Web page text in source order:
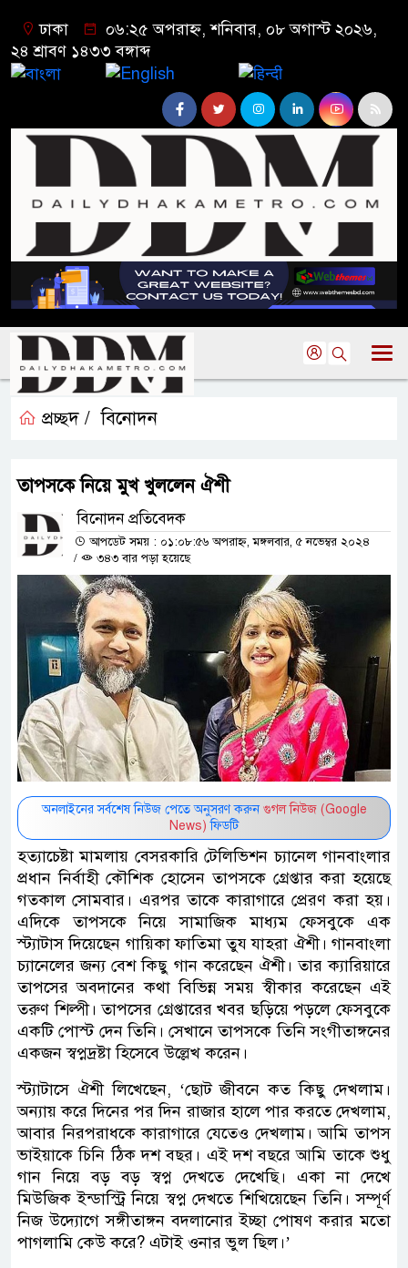
ঢাকা
০৬:২৫ অপরাহ্ন, শনিবার, ০৮ অগাস্ট ২০২৬,
২৪ শ্রাবণ ১৪৩৩ বঙ্গাব্দ
প্রচ্ছদ / বিনোদন
তাপসকে নিয়ে মুখ খুললেন ঐশী
বিনোদন প্রতিবেদক
আপডেট সময় : ০১:০৮:৫৬ অপরাহ্ন, মঙ্গলবার, ৫ নভেম্বর ২০২৪
/
৩৪৩ বার পড়া হয়েছে
অনলাইনের সর্বশেষ নিউজ পেতে অনুসরণ করুন গুগল নিউজ (Google
News) ফিডটি
হত্যাচেষ্টা মামলায় বেসরকারি টেলিভিশন চ্যানেল গানবাংলার
প্রধান নির্বাহী কৌশিক হোসেন তাপসকে গ্রেপ্তার করা হয়েছে
গতকাল সোমবার। এরপর তাকে কারাগারে প্রেরণ করা হয়।
এদিকে তাপসকে নিয়ে সামাজিক মাধ্যম ফেসবুকে এক
স্ট্যাটাস দিয়েছেন গায়িকা ফাতিমা তুয যাহরা ঐশী। গানবাংলা
চ্যানেলের জন্য বেশ কিছু গান করেছেন ঐশী। তার ক্যারিয়ারে
তাপসের অবদানের কথা বিভিন্ন সময় স্বীকার করেছেন এই
তরুণ শিল্পী। তাপসের গ্রেপ্তারের খবর ছড়িয়ে পড়লে ফেসবুকে
একটি পোস্ট দেন তিনি। সেখানে তাপসকে তিনি সংগীতাঙ্গনের
একজন স্বপ্নদ্রষ্টা হিসেবে উল্লেখ করেন।
স্ট্যাটাসে ঐশী লিখেছেন, ‘ছোট জীবনে কত কিছু দেখলাম।
অন্যায় করে দিনের পর দিন রাজার হালে পার করতে দেখলাম,
আবার নিরপরাধকে কারাগারে যেতেও দেখলাম। আমি তাপস
ভাইয়াকে চিনি ঠিক দশ বছর। এই দশ বছরে আমি তাকে শুধু
গান নিয়ে বড় বড় স্বপ্ন দেখতে দেখেছি। একা না দেখে
মিউজিক ইন্ডাস্ট্রি নিয়ে স্বপ্ন দেখতে শিখিয়েছেন তিনি। সম্পূর্ণ
নিজ উদ্যোগে সঙ্গীতাঙ্গন বদলানোর ইচ্ছা পোষণ করার মতো
পাগলামি কেউ করে? এটাই ওনার ভুল ছিল।’